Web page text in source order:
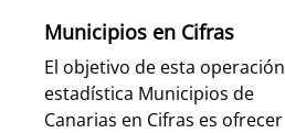
Municipios en Cifras
El objetivo de esta operación
estadística Municipios de
Canarias en Cifras es ofrecer